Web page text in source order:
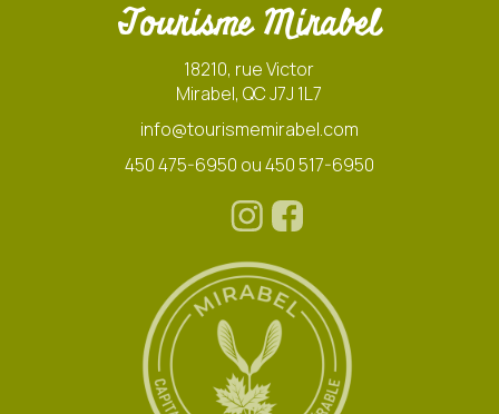
Tourisme Mirabel
18210, rue Victor
Mirabel, QC J7J 1L7
info@tourismemirabel.com
450 475-6950 ou 450 517-6950